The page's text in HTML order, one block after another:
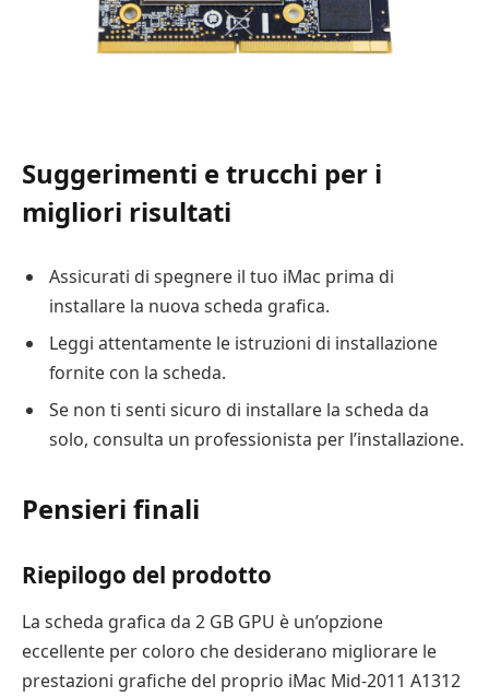
Suggerimenti e trucchi per i
migliori risultati
Assicurati di spegnere il tuo iMac prima di
installare la nuova scheda grafica.
Leggi attentamente le istruzioni di installazione
fornite con la scheda.
Se non ti senti sicuro di installare la scheda da
solo, consulta un professionista per l’installazione.
Pensieri finali
Riepilogo del prodotto
La scheda grafica da 2 GB GPU è un’opzione
eccellente per coloro che desiderano migliorare le
prestazioni grafiche del proprio iMac Mid-2011 A1312